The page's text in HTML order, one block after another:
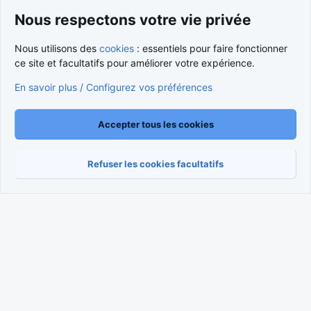
Nous contacter
Conditions et règlement
Traduction française parXenForo FR|Media embeds via s9e/MediaSites
Nous respectons votre vie privée
Nous utilisons des cookies : essentiels pour faire fonctionner
ce site et facultatifs pour améliorer votre expérience.
En savoir plus / Configurez vos préférences
Accepter tous les cookies
Refuser les cookies facultatifs